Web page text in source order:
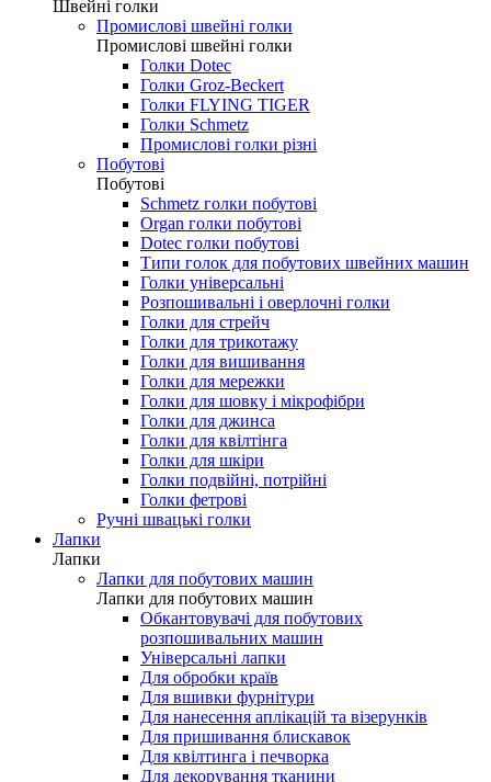
Швейні голки
Промислові швейні голки
Промислові швейні голки
Голки Dotec
Голки Groz-Beckert
Голки FLYING TIGER
Голки Schmetz
Промислові голки різні
Побутові
Побутові
Schmetz голки побутові
Organ голки побутові
Dotec голки побутові
Типи голок для побутових швейних машин
Голки універсальні
Розпошивальні і оверлочні голки
Голки для стрейч
Голки для трикотажу
Голки для вишивання
Голки для мережки
Голки для шовку і мікрофібри
Голки для джинса
Голки для квілтінга
Голки для шкіри
Голки подвійні, потрійні
Голки фетрові
Ручні швацькі голки
Лапки
Лапки
Лапки для побутових машин
Лапки для побутових машин
Обкантовувачі для побутових
розпошивальних машин
Універсальні лапки
Для обробки країв
Для вшивки фурнітури
Для нанесення аплікацій та візерунків
Для пришивання блискавок
Для квілтинга і печворка
Для декорування тканини